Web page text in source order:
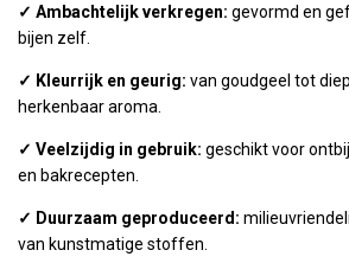
✓ Ambachtelijk verkregen: gevormd en
bijen zelf.
✓ Kleurrijk en geurig: van goudgeel tot
herkenbaar aroma.
✓ Veelzijdig in gebruik: geschikt voor
en bakrecepten.
✓ Duurzaam geproduceerd:
van kunstmatige stoffen.